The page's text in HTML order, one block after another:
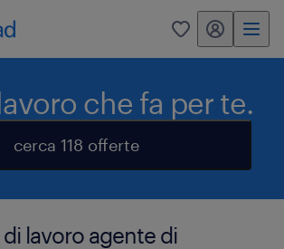
0 my randstad
che fa per te.
cerca 118 offerte
di lavoro agente di